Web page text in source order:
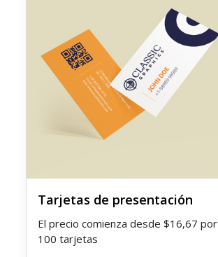
Tarjetas de presentación
El precio comienza desde $16,67 por
100 tarjetas